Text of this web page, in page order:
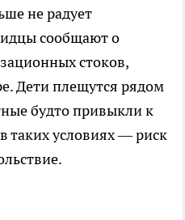
не радует
сообщают о
стоков,
Дети плещутся рядом
будто привыкли к
таких условиях — риск